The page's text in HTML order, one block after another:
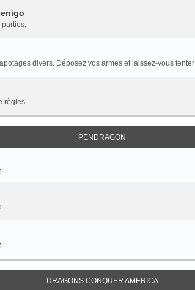
parties.
divers. Déposez vos armes et laissez-vous
règles.
PENDRAGON
DRAGONS CONQUER AMERICA